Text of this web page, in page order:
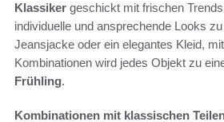
Klassiker geschickt mit frischen
individuelle und ansprechende Looks
Jeansjacke oder ein elegantes Kleid,
Kombinationen wird jedes Objekt zu
Frühling.
Kombinationen mit klassischen